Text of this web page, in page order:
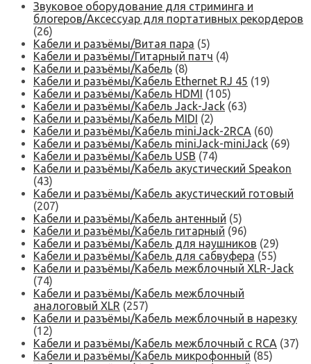
Звуковое оборудование для стриминга и
блогеров/Аксессуар для портативных рекордеров
(26)
Кабели и разъёмы/Витая пара (5)
Кабели и разъёмы/Гитарный патч (4)
Кабели и разъёмы/Кабель (8)
Кабели и разъёмы/Кабель Ethernet RJ 45 (19)
Кабели и разъёмы/Кабель HDMI (105)
Кабели и разъёмы/Кабель Jack-Jack (63)
Кабели и разъёмы/Кабель MIDI (2)
Кабели и разъёмы/Кабель miniJack-2RCA (60)
Кабели и разъёмы/Кабель miniJack-miniJack (69)
Кабели и разъёмы/Кабель USB (74)
Кабели и разъёмы/Кабель акустический Speakon
(43)
Кабели и разъёмы/Кабель акустический готовый
(207)
Кабели и разъёмы/Кабель антенный (5)
Кабели и разъёмы/Кабель гитарный (96)
Кабели и разъёмы/Кабель для наушников (29)
Кабели и разъёмы/Кабель для сабвуфера (55)
Кабели и разъёмы/Кабель межблочный XLR-Jack
(74)
Кабели и разъёмы/Кабель межблочный
аналоговый XLR (257)
Кабели и разъёмы/Кабель межблочный в нарезку
(12)
Кабели и разъёмы/Кабель межблочный с RCA (37)
Кабели и разъёмы/Кабель микрофонный (85)